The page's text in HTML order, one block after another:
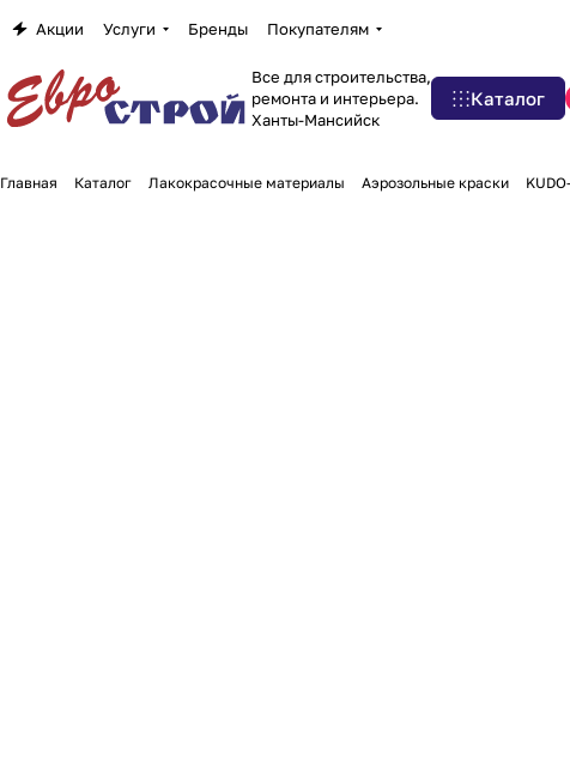
Акции Услуги Бренды Покупателям
Все для строительства,
ремонта и интерьера.
Ханты-Мансийск
Каталог
Главная Каталог Лакокрасочные материалы Аэрозольные краски